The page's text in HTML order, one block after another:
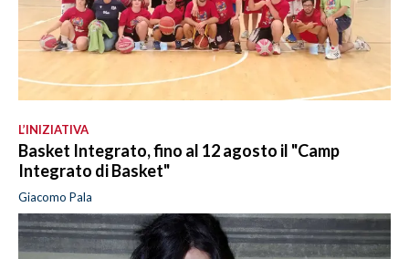
L’INIZIATIVA
Basket Integrato, fino al 12 agosto il "Camp
Integrato di Basket"
Giacomo Pala